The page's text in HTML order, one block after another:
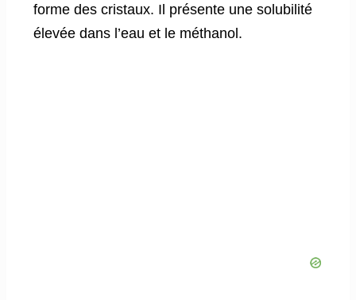
forme des cristaux. Il présente une solubilité
élevée dans l’eau et le méthanol.